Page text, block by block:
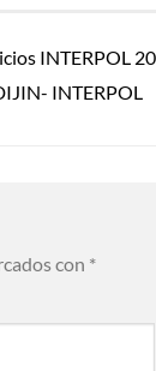
INTERPOL
INTERPOL
con *